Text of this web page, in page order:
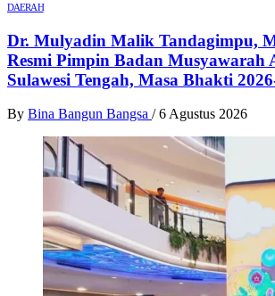
DAERAH
Dr. Mulyadin Malik Tandagimpu,
Resmi Pimpin Badan Musyawarah
Sulawesi Tengah, Masa Bhakti
By Bina Bangun Bangsa / 6 Agustus 2026